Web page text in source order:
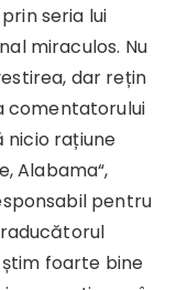
seria lui
miraculos. Nu
dar rețin
comentatorului
nicio rațiune
Alabama“,
pentru
știm foarte bine